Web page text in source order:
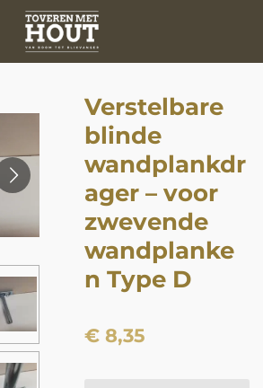
Verstelbare
blinde
wandplankdr
ager – voor
zwevende
wandplanke
n Type D
€ 8,35